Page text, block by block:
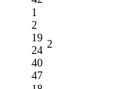
1
2
19
24
40
47
2